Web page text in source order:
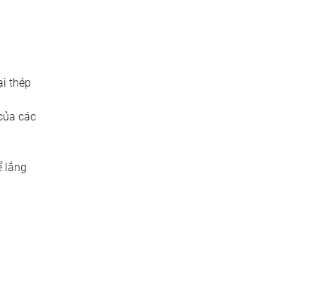
thép
các
lắng